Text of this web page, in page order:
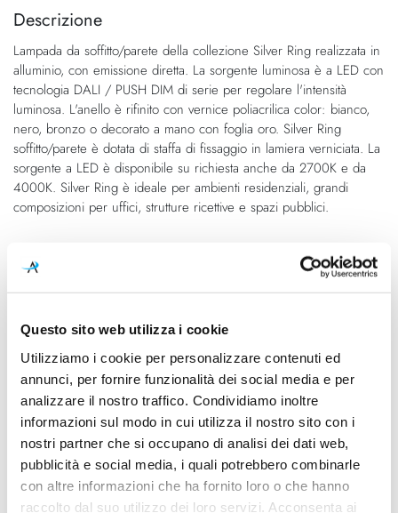
Questo sito web utilizza i cookie
Utilizziamo i cookie per personalizzare contenuti ed
annunci, per fornire funzionalità dei social media e per
analizzare il nostro traffico. Condividiamo inoltre
informazioni sul modo in cui utilizza il nostro sito con i
nostri partner che si occupano di analisi dei dati web,
pubblicità e social media, i quali potrebbero combinarle
con altre informazioni che ha fornito loro o che hanno
raccolto dal suo utilizzo dei loro servizi. Acconsenta ai
fine
galleria
di
immagini
della
di
immagini
Descrizione
Lampada da soffitto/parete della collezione Silver Ring realizzata in
alluminio, con emissione diretta. La sorgente luminosa è a LED con
tecnologia DALI / PUSH DIM di serie per regolare l'intensità
luminosa. L'anello è rifinito con vernice poliacrilica color: bianco,
nero, bronzo o decorato a mano con foglia oro. Silver Ring
soffitto/parete è dotata di staffa di fissaggio in lamiera verniciata. La
sorgente a LED è disponibile su richiesta anche da 2700K e da
4000K. Silver Ring è ideale per ambienti residenziali, grandi
composizioni per uffici, strutture ricettive e spazi pubblici.
Caratteristiche
P08202.050.0402
Enzo Panzeri, 2016
Dimensioni
Ø 540mm - H 80mm
Sorgente luminosa
Led
Potenza e attacco
25W - 3000K - 2265Lm -
CRI90 - 220-240V
Lampadina
Integrata
Dimmerazione
Classe energetica